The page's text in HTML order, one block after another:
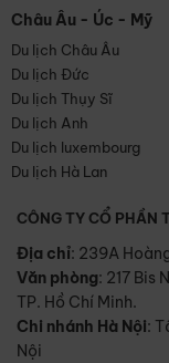
Châu Âu - Úc - Mỹ
Du lịch Châu Âu
Du lịch Đức
Du lịch Thụy Sĩ
Du lịch Anh
Du lịch luxembourg
Du lịch Hà Lan
CÔNG TY CỔ PHẦN
Địa chỉ: 239A
Văn phòng: 217 Bis
TP. Hồ Chí Minh.
Chi nhánh Hà Nội:
Nội